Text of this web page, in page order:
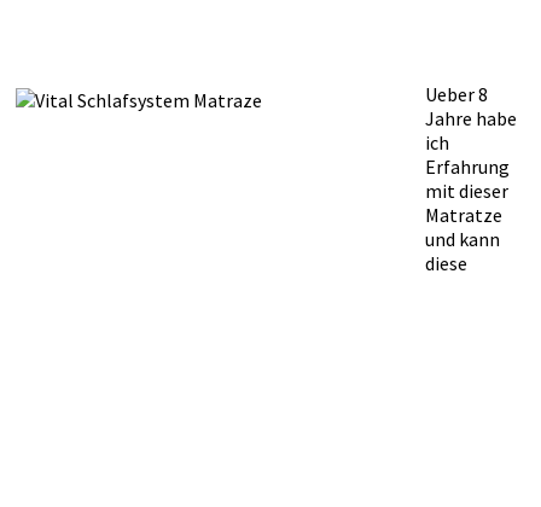
Ueber 8
Jahre habe
ich
Erfahrung
mit dieser
Matratze
und kann
diese